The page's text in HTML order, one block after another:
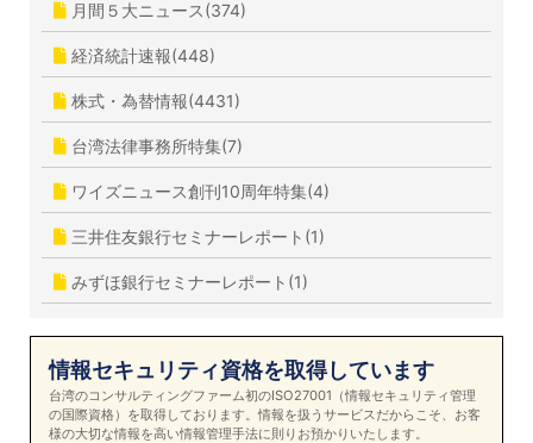
月間５大ニュース(374)
経済統計速報(448)
株式・為替情報(4431)
台湾法律事務所特集(7)
ワイズニュース創刊10周年特集(4)
三井住友銀行セミナーレポート(1)
みずほ銀行セミナーレポート(1)
情報セキュリティ資格を取得しています
台湾のコンサルティングファーム初のISO27001（情報セキュリティ管理
の国際資格）を取得しております。情報を扱うサービスだからこそ、お客
様の大切な情報を高い情報管理手法に則りお預かりいたします。